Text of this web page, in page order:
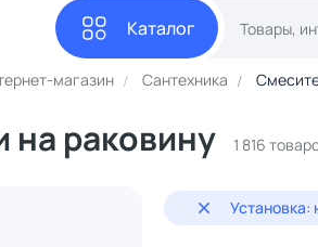
Каталог
магазин Сантехника
на раковину 1 816
Установка: